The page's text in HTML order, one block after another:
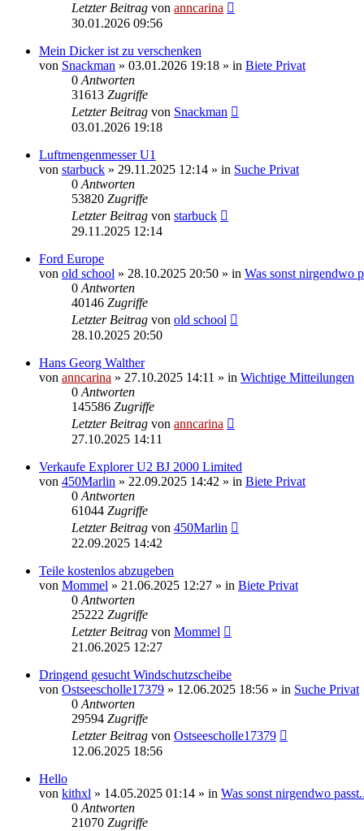
Letzter Beitrag von anncarina
30.01.2026 09:56
Mein Dicker ist zu verschenken
von Snackman » 03.01.2026 19:18 » in Biete Privat
0 Antworten
31613 Zugriffe
Letzter Beitrag von Snackman
03.01.2026 19:18
Luftmengenmesser U1
von starbuck » 29.11.2025 12:14 » in Suche Privat
0 Antworten
53820 Zugriffe
Letzter Beitrag von starbuck
29.11.2025 12:14
Ford Europe
von old school » 28.10.2025 20:50 » in Was sonst nirgendwo
0 Antworten
40146 Zugriffe
Letzter Beitrag von old school
28.10.2025 20:50
Hans Georg Walther
von anncarina » 27.10.2025 14:11 » in Wichtige Mitteilungen
0 Antworten
145586 Zugriffe
Letzter Beitrag von anncarina
27.10.2025 14:11
Verkaufe Explorer U2 BJ 2000 Limited
von 450Marlin » 22.09.2025 14:42 » in Biete Privat
0 Antworten
61044 Zugriffe
Letzter Beitrag von 450Marlin
22.09.2025 14:42
Teile kostenlos abzugeben
von Mommel » 21.06.2025 12:27 » in Biete Privat
0 Antworten
25222 Zugriffe
Letzter Beitrag von Mommel
21.06.2025 12:27
Dringend gesucht Windschutzscheibe
von Ostseescholle17379 » 12.06.2025 18:56 » in Suche Privat
0 Antworten
29594 Zugriffe
Letzter Beitrag von Ostseescholle17379
12.06.2025 18:56
Hello
von kithxl » 14.05.2025 01:14 » in Was sonst nirgendwo
0 Antworten
21070 Zugriffe